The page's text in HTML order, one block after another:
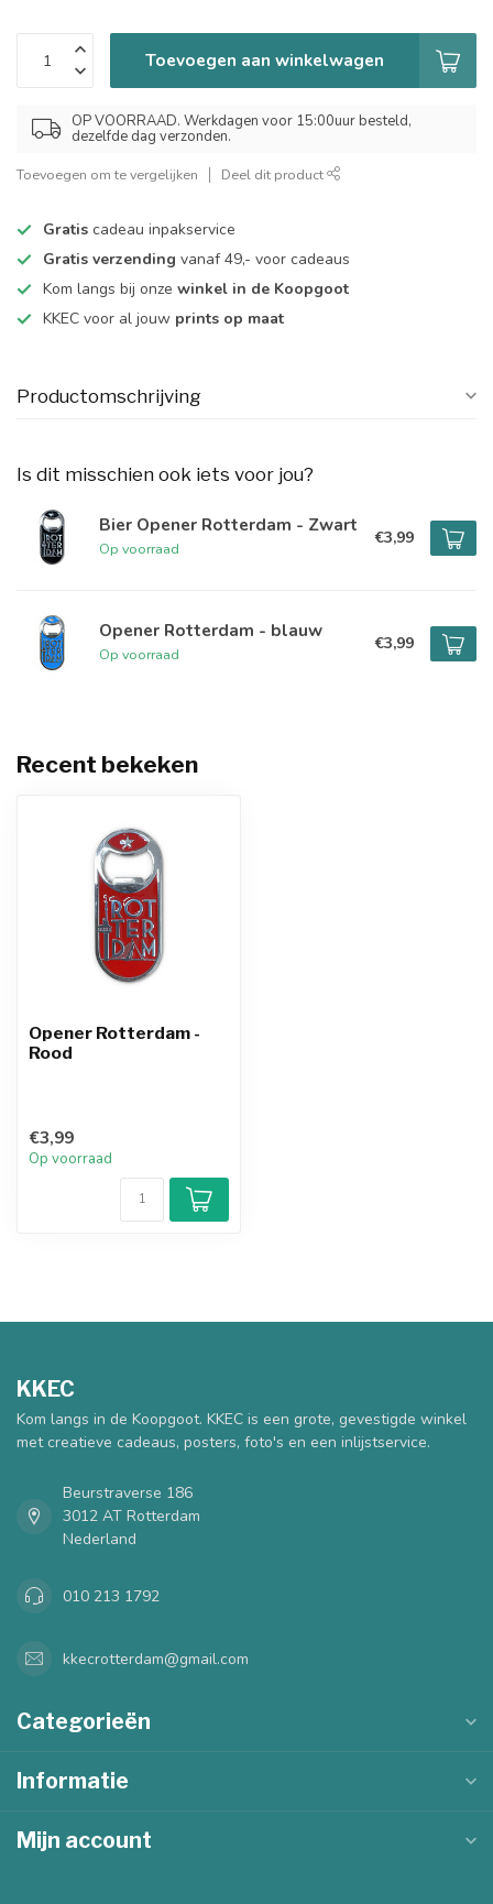
Toevoegen aan winkelwagen
OP VOORRAAD. Werkdagen voor 15:00uur besteld,
dezelfde dag verzonden.
Toevoegen om te vergelijken Deel dit product
Gratis cadeau inpakservice
Gratis verzending vanaf 49,- voor cadeaus
Kom langs bij onze winkel in de Koopgoot
KKEC voor al jouw prints op maat
Productomschrijving
Is dit misschien ook iets voor jou?
Bier Opener Rotterdam - Zwart
Op voorraad
€3,99
Opener Rotterdam - blauw
Op voorraad
€3,99
Recent bekeken
Opener Rotterdam -
Rood
€3,99
Op voorraad
KKEC
Kom langs in de Koopgoot. KKEC is een grote, gevestigde winkel
met creatieve cadeaus, posters, foto's en een inlijstservice.
Beurstraverse 186
3012 AT Rotterdam
Nederland
010 213 1792
kkecrotterdam@gmail.com
Categorieën
Informatie
Mijn account